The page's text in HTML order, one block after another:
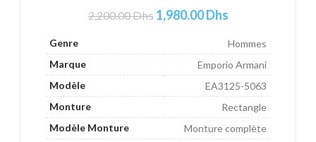
2,200.00Dhs 1,980.00Dhs
Genre
Hommes
Marque
Emporio Armani
Modèle
EA3125-5063
Monture
Rectangle
Modèle Monture
Monture complète